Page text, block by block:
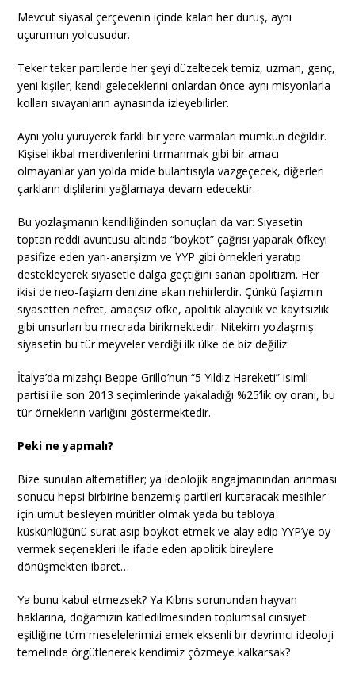
Mevcut siyasal çerçevenin içinde kalan her duruş, aynı
uçurumun yolcusudur.
Teker teker partilerde her şeyi düzeltecek temiz, uzman, genç,
yeni kişiler; kendi geleceklerini onlardan önce aynı misyonlarla
kolları sıvayanların aynasında izleyebilirler.
Aynı yolu yürüyerek farklı bir yere varmaları mümkün değildir.
Kişisel ikbal merdivenlerini tırmanmak gibi bir amacı
olmayanlar yarı yolda mide bulantısıyla vazgeçecek, diğerleri
çarkların dişlilerini yağlamaya devam edecektir.
Bu yozlaşmanın kendiliğinden sonuçları da var: Siyasetin
toptan reddi avuntusu altında “boykot” çağrısı yaparak öfkeyi
pasifize eden yarı-anarşizm ve YYP gibi örnekleri yaratıp
destekleyerek siyasetle dalga geçtiğini sanan apolitizm. Her
ikisi de neo-faşizm denizine akan nehirlerdir. Çünkü faşizmin
siyasetten nefret, amaçsız öfke, apolitik alaycılık ve kayıtsızlık
gibi unsurları bu mecrada birikmektedir. Nitekim yozlaşmış
siyasetin bu tür meyveler verdiği ilk ülke de biz değiliz:
İtalya’da mizahçı Beppe Grillo’nun “5 Yıldız Hareketi” isimli
partisi ile son 2013 seçimlerinde yakaladığı %25’lik oy oranı, bu
tür örneklerin varlığını göstermektedir.
Peki ne yapmalı?
Bize sunulan alternatifler; ya ideolojik angajmanından arınması
sonucu hepsi birbirine benzemiş partileri kurtaracak mesihler
için umut besleyen müritler olmak yada bu tabloya
küskünlüğünü surat asıp boykot etmek ve alay edip YYP’ye oy
vermek seçenekleri ile ifade eden apolitik bireylere
dönüşmekten ibaret…
Ya bunu kabul etmezsek? Ya Kıbrıs sorunundan hayvan
haklarına, doğamızın katledilmesinden toplumsal cinsiyet
eşitliğine tüm meselelerimizi emek eksenli bir devrimci ideoloji
temelinde örgütlenerek kendimiz çözmeye kalkarsak?